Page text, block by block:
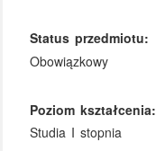
Status przedmiotu:
Obowiązkowy
Poziom kształcenia:
Studia I stopnia